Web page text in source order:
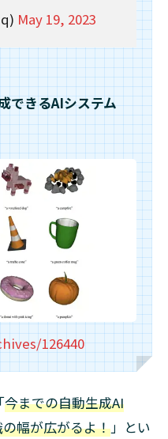
May 19, 2023
できるAIシステム
126440
今までの自動生成AI
幅が広がるよ！」とい